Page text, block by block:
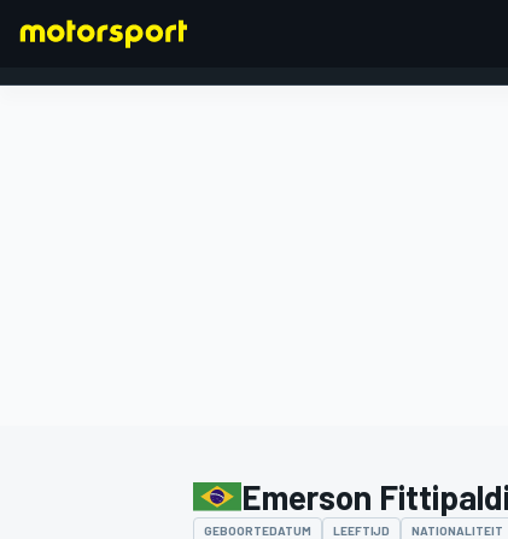
Emerson Fittipaldi
GEBOORTEDATUM LEEFTIJD NATIONALITEIT